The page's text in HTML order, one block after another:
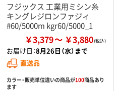
フジックス 工業用ミシン糸
キングレジロンファジィ
#60/5000m kgr60/5000_1
￥3,379 ￥3,880
お届け日：8月26日（水）まで
直送品
カラー・販売単位違いの商品が100商品あり
ます